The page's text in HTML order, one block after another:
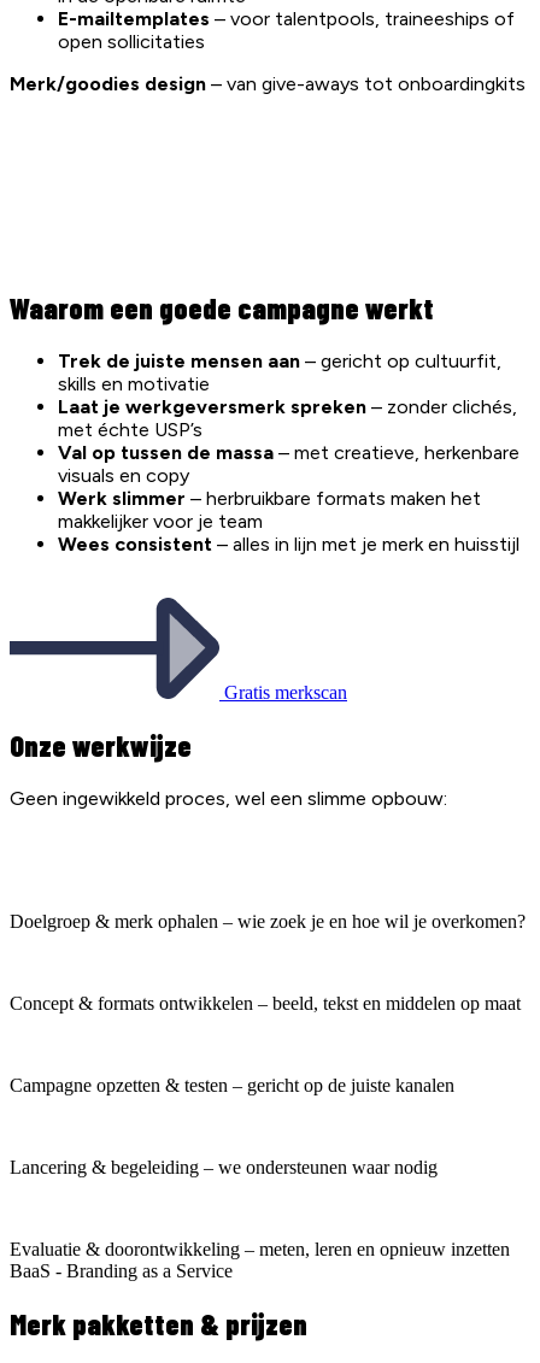
E-mailtemplates – voor talentpools, traineeships of
open sollicitaties
Merk/goodies design – van give-aways tot onboardingkits
Waarom een goede campagne werkt
Trek de juiste mensen aan – gericht op cultuurfit,
skills en motivatie
Laat je werkgeversmerk spreken – zonder clichés,
met échte USP’s
Val op tussen de massa – met creatieve, herkenbare
visuals en copy
Werk slimmer – herbruikbare formats maken het
makkelijker voor je team
Wees consistent – alles in lijn met je merk en huisstijl
Gratis merkscan
Onze werkwijze
Geen ingewikkeld proces, wel een slimme opbouw:
Doelgroep & merk ophalen – wie zoek je en hoe wil je overkomen?
Concept & formats ontwikkelen – beeld, tekst en middelen op maat
Campagne opzetten & testen – gericht op de juiste kanalen
Lancering & begeleiding – we ondersteunen waar nodig
Evaluatie & doorontwikkeling – meten, leren en opnieuw inzetten
BaaS - Branding as a Service
Merk pakketten & prijzen